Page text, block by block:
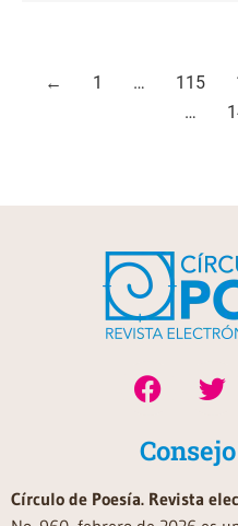
← 1 … 115
…
Círculo de Poesía. Revista